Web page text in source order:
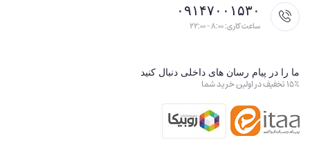
۰۹۱۴۷۰۰۱۵۳۰
ساعت کاری: ۸:۰۰ - ۲۲:۰۰
ما را در پیام رسان های داخلی دنبال کنید
۱۵٪ تخفیف در اولین خرید شما